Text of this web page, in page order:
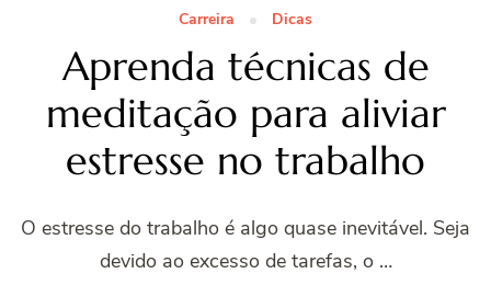
Carreira Dicas
Aprenda técnicas de
meditação para aliviar
estresse no trabalho
O estresse do trabalho é algo quase inevitável. Seja
devido ao excesso de tarefas, o …